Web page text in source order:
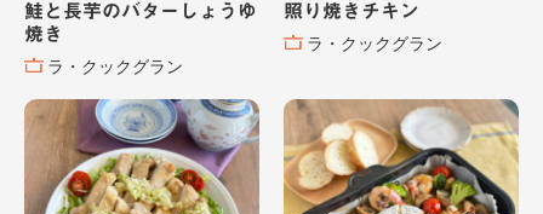
鮭と長芋のバターしょうゆ
焼き
ラ・クックグラン
照り焼きチキン
ラ・クックグラン